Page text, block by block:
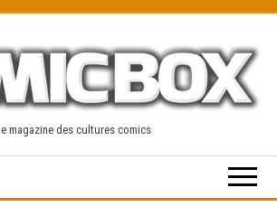
magazine des cultures comics